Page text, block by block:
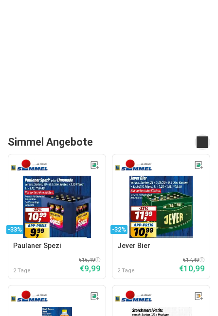
Simmel Angebote
-33%
Paulaner Spezi
2 Tage
€16,49
€9,99
-32%
Jever Bier
2 Tage
€17,49
€10,99